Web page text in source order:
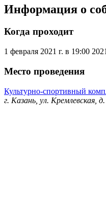
Информация о
Когда проходит
1 февраля 2021 г. в 19:00
Место проведения
Культурно-спортивный
г. Казань, ул. Кремлевская,